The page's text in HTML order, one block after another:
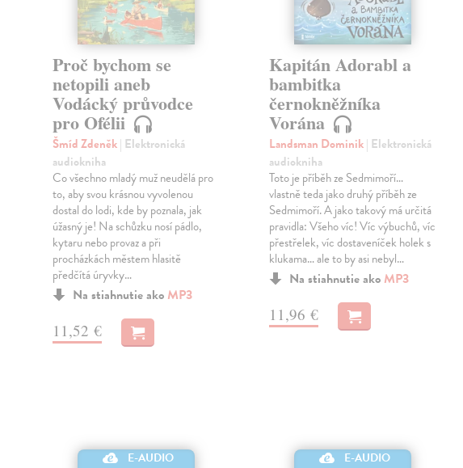
Proč bychom se
netopili aneb
Vodácký průvodce
pro Ofélii
Šmíd Zdeněk| Elektronická
audiokniha
Co všechno mladý muž neudělá pro
to, aby svou krásnou vyvolenou
dostal do lodi, kde by poznala, jak
úžasný je! Na schůzku nosí pádlo,
kytaru nebo provaz a při
procházkách městem hlasitě
předčítá úryvky…
Na stiahnutie ako MP3
11,52 €
Kapitán Adorabl a
bambitka
černokněžníka
Vorána
Landsman Dominik| Elektronická
audiokniha
Toto je příběh ze Sedmimoří…
vlastně teda jako druhý příběh ze
Sedmimoří. A jako takový má určitá
pravidla: Všeho víc! Víc výbuchů, víc
přestřelek, víc dostaveníček holek s
klukama… ale to by asi nebyl…
Na stiahnutie ako MP3
11,96 €
E-AUDIO E-AUDIO